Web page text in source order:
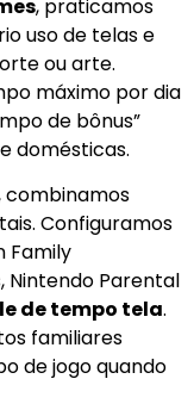
, praticamos
uso de telas e
ou arte.
máximo por dia
de bônus”
domésticas.
combinamos
Configuramos
Family
Nintendo Parental
de tempo tela.
familiares
de jogo quando